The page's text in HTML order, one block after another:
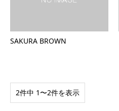
SAKURA BROWN
2件中 1〜2件を表示